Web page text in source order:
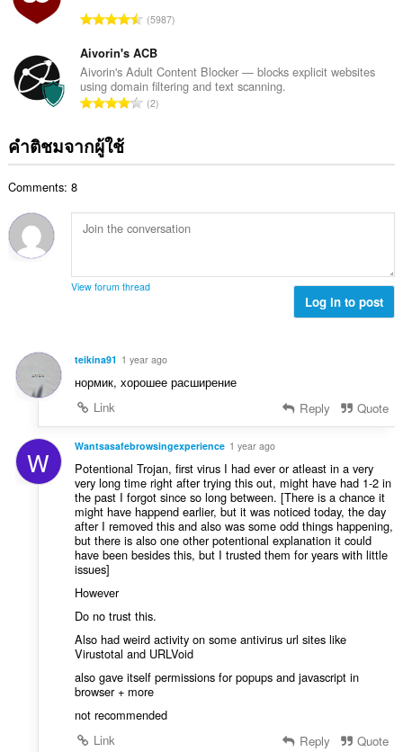
กับ
ความ
ตัว
ส่วน
ขยาย
สามารถ
เข้า
ถึง
และ
การ
ท่อง
เว็บ
ของ
store
an
unlimited
amount
side
data.
ห
ด
:
ร
ว
ม
ทั้
ง
ห
ะ
น
น
ร
ว
ง
ด
:
จำ
ว
น
ค
ะ
น
ม
ทั้
ม
5987
Aivorin's ACB
Aivorin's Adult Content Blocker — blocks explicit websites
using domain filtering and text scanning.
จำ
แ
น
ว
ห
ด
2
คำติชมจากผู้ใช้
Comments: 8
View forum thread
Log in to post
teikina91 1 year ago
нормик, хорошее расширение
Link
Reply Quote
W Wantsasafebrowsingexperience 1 year ago
Potentional Trojan, first virus I had ever or atleast in a very
very long time right after trying this out, might have had 1-2 in
the past I forgot since so long between. [There is a chance it
might have happend earlier, but it was noticed today, the day
after I removed this and also was some odd things happening,
but there is also one other potentional explanation it could
have been besides this, but I trusted them for years with little
issues]
However
Do no trust this.
Also had weird activity on some antivirus url sites like
Virustotal and URLVoid
also gave itself permissions for popups and javascript in
browser + more
not recommended
Link
Reply Quote